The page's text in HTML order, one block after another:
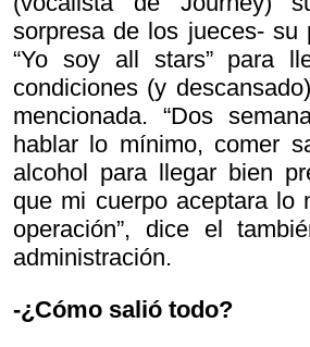
sorpresa de los jueces- su
“Yo soy all stars” para
condiciones (y
mencionada. “Dos
hablar lo mínimo, comer
alcohol para llegar bien
que mi cuerpo aceptara lo
operación”, dice el
administración.
-¿Cómo salió todo?